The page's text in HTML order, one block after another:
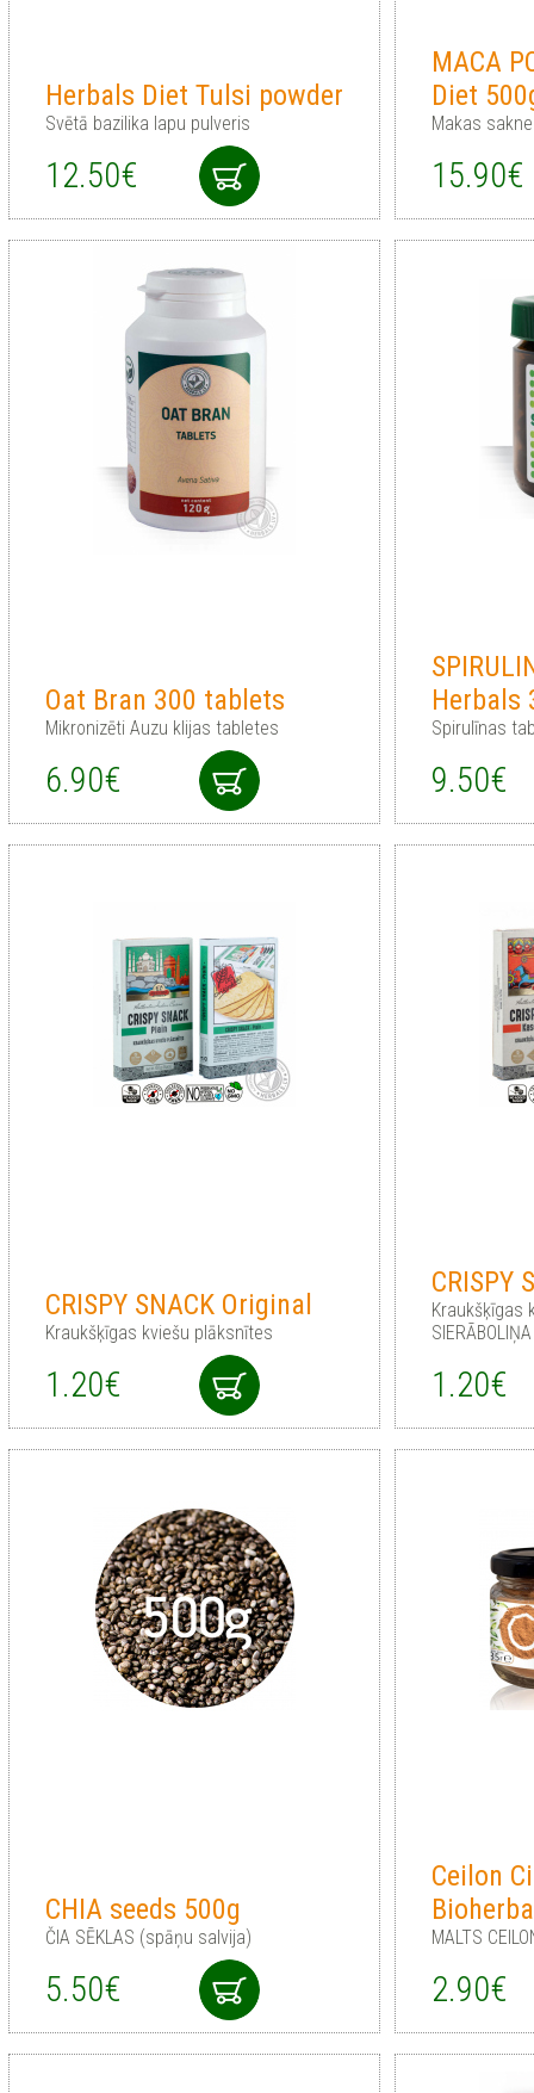
Herbals Diet Tulsi powder
Svētā bazilika lapu pulveris
12.50€
MACA
Diet
Makas
15.90€
Oat Bran 300 tablets
Mikronizēti Auzu klijas tabletes
6.90€
Herbals
Spirulīnas
9.50€
CRISPY SNACK Original
Kraukšķīgas kviešu plāksnītes
1.20€
CRISPY
Kraukšķīgas
1.20€
CHIA seeds 500g
ČIA SĒKLAS (spāņu salvija)
5.50€
Ceilon
MALTS
2.90€